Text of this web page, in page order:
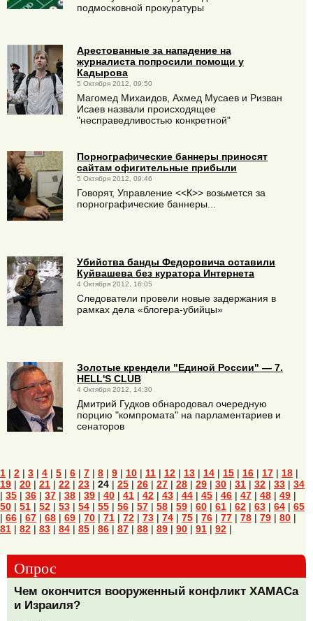
подмосковной прокуратуры
Арестованные за нападение на
журналиста попросили помощи у
Кадырова
5 Октября 2012, 09:50
Магомед Михаидов, Ахмед Мусаев и Ризван
Исаев назвали происходящее
"несправедливостью конкретной"
Порнографические баннеры приносят
сайтам офигительные прибыли
5 Октября 2012, 09:46
Говорят, Управление <<К>> возьмется за
порнографические баннеры...
Убийства банды Федоровича оставили
Куйвашева без куратора Интернета
4 Октября 2012, 16:05
Следователи провели новые задержания в
рамках дела «блогера-убийцы»
Золотые крендели "Единой России" — 7.
HELL'S CLUB
4 Октября 2012, 14:30
Дмитрий Гудков обнародовал очередную
порцию "компромата" на парламентариев и
сенаторов
1 | 2 | 3 | 4 | 5 | 6 | 7 | 8 | 9 | 10 | 11 | 12 | 13 | 14 | 15 | 16 | 17 | 18 |
19 | 20 | 21 | 22 | 23 | 24 | 25 | 26 | 27 | 28 | 29 | 30 | 31 | 32 | 33 | 34
| 35 | 36 | 37 | 38 | 39 | 40 | 41 | 42 | 43 | 44 | 45 | 46 | 47 | 48 | 49 |
50 | 51 | 52 | 53 | 54 | 55 | 56 | 57 | 58 | 59 | 60 | 61 | 62 | 63 | 64 | 65
| 66 | 67 | 68 | 69 | 70 | 71 | 72 | 73 | 74 | 75 | 76 | 77 | 78 | 79 | 80 |
81 | 82 | 83 | 84 | 85 | 86 | 87 | 88 | 89 | 90 | 91 | 92 |
Опрос
Чем окончится вооруженный конфликт ХАМАСа
и Израиля?